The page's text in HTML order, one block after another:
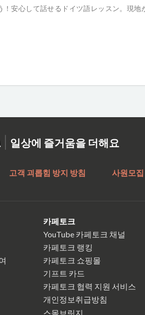
！安心して話せるドイツ語レッスン。現地
| 일상에 즐거움을 더해요
고객 괴롭힘 방지 방침 사원모집
카페토크
YouTube 카페토크 채널
카페토크 랭킹
카페토크 쇼핑몰
기프트 카드
카페토크 협력 지원 서비스
개인정보취급방침
스몰브릿지